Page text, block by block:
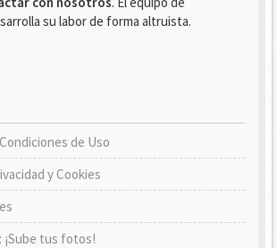
su labor de forma altruista.
de Uso
y Cookies
¡Sube tus fotos!